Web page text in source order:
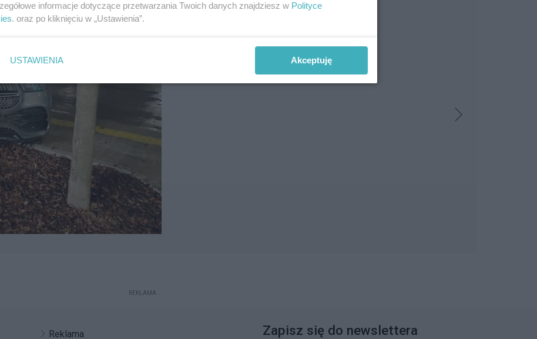
REKLAMA
Reklama Zapisz się do newslettera
informacje dotyczące przetwarzania Twoich danych znajdziesz w Polityce
. oraz po kliknięciu w „Ustawienia”.
USTAWIENIA Akceptuję